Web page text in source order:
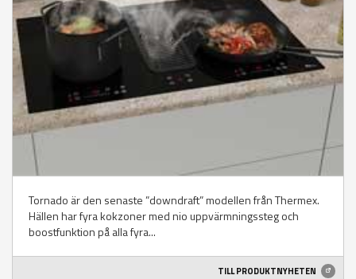
Tornado är den senaste ”downdraft” modellen från Thermex.
Hällen har fyra kokzoner med nio uppvärmningssteg och
boostfunktion på alla fyra...
TILL PRODUKTNYHETEN